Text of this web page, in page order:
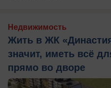
Недвижимость
Жить в ЖК
значит, иметь всё
прямо во дворе